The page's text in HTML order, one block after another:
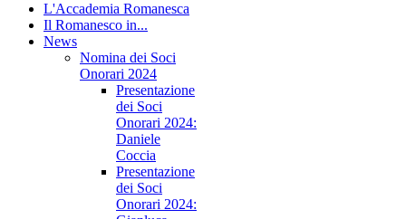
L'Accademia Romanesca
Il Romanesco in...
News
Nomina dei Soci
Onorari 2024
Presentazione
dei Soci
Onorari 2024:
Daniele
Coccia
Presentazione
dei Soci
Onorari 2024: